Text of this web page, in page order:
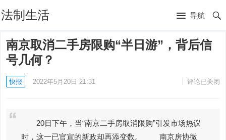
法制生活 导航
南京取消二手房限购“半日游”，背后信
号几何？
快报 2022年5月20日 21:31 评论已关闭
20日下午，当“南京二手房取消限购”引发市场热议
时，这一已官宣的新政却再添变数。 南京房协微